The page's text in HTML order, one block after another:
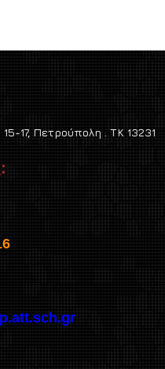
17, Πετρούπολη . TK 13231